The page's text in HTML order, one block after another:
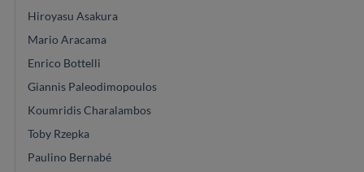
Hiroyasu Asakura
Mario Aracama
Enrico Bottelli
Giannis Paleodimopoulos
Koumridis Charalambos
Toby Rzepka
Paulino Bernabé